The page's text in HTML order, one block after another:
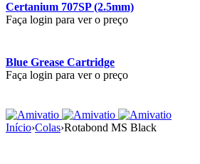
Certanium 707SP (2.5mm)
Faça login para ver o preço
Blue Grease Cartridge
Faça login para ver o preço
Início›Colas›Rotabond MS Black